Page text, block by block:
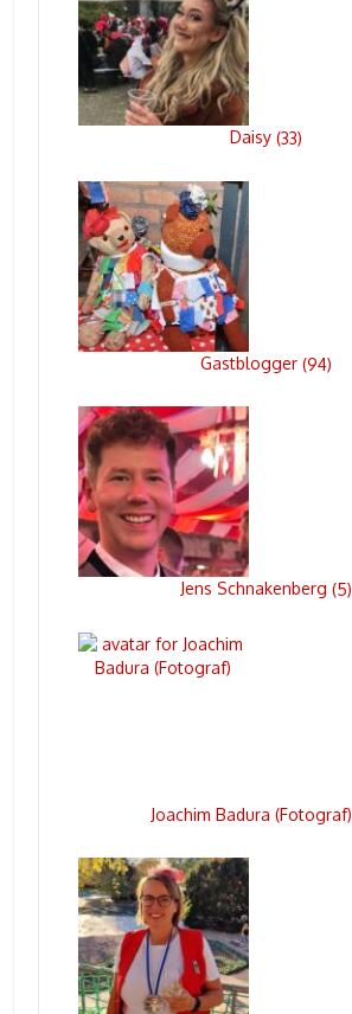
Daisy (33)
Gastblogger (94)
Jens Schnakenberg (5)
Joachim Badura (Fotograf)